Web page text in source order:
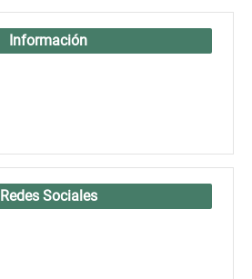
Información
Redes Sociales